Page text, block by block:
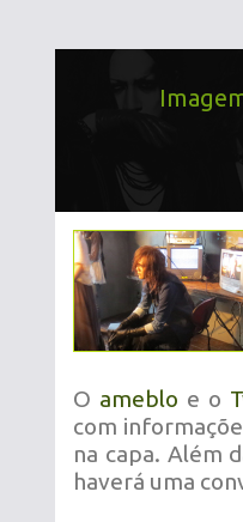
O ameblo e o
com
na capa. Além
haverá uma